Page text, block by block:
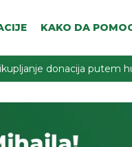
KAKO DA
donacija putem